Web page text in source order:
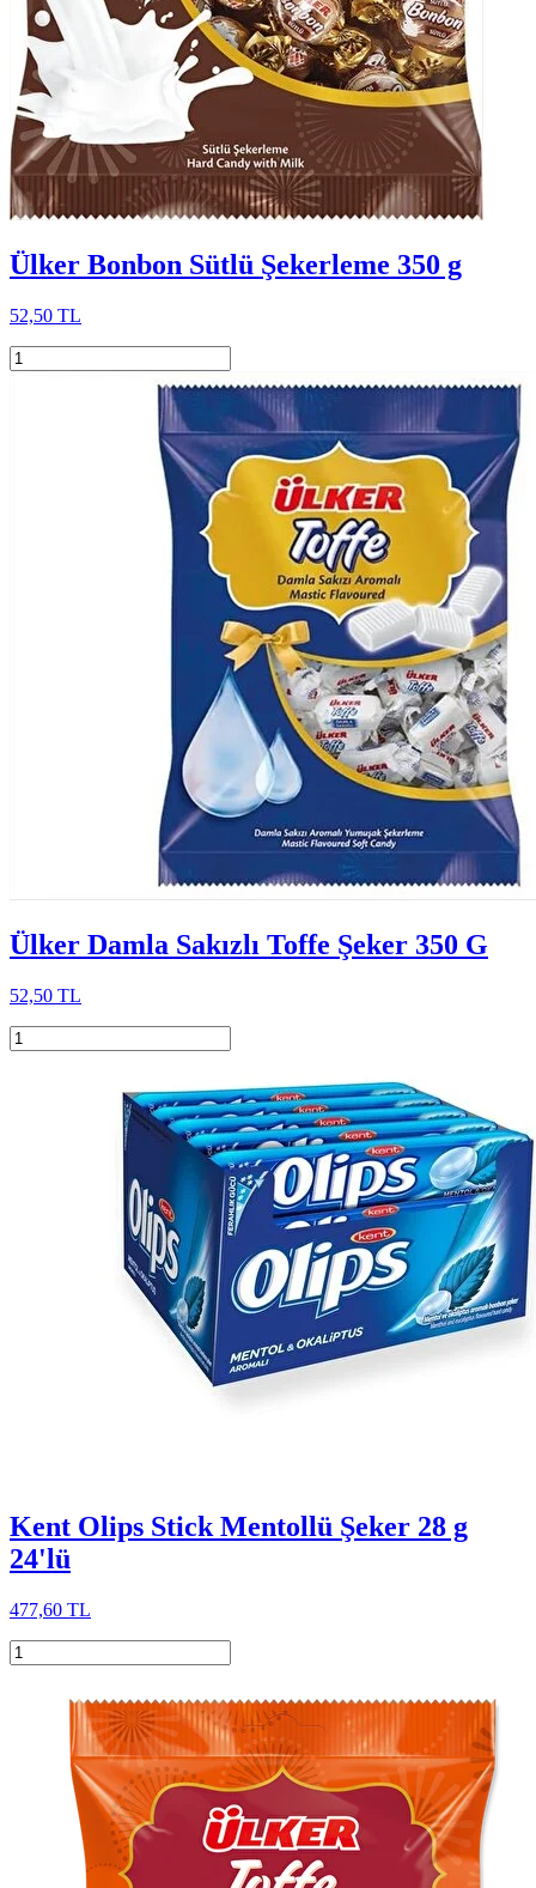
Ülker Bonbon Sütlü Şekerleme 350 g
52,50 TL
Ülker Damla Sakızlı Toffe Şeker 350 G
52,50 TL
Kent Olips Stick Mentollü Şeker 28 g
24'lü
477,60 TL